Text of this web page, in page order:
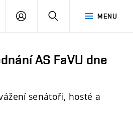
MENU
PŘIHLÁSIT
AS FaVU dne
senátoři, hosté a